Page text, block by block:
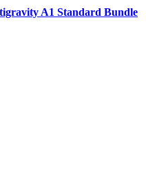
A1 Standard Bundle